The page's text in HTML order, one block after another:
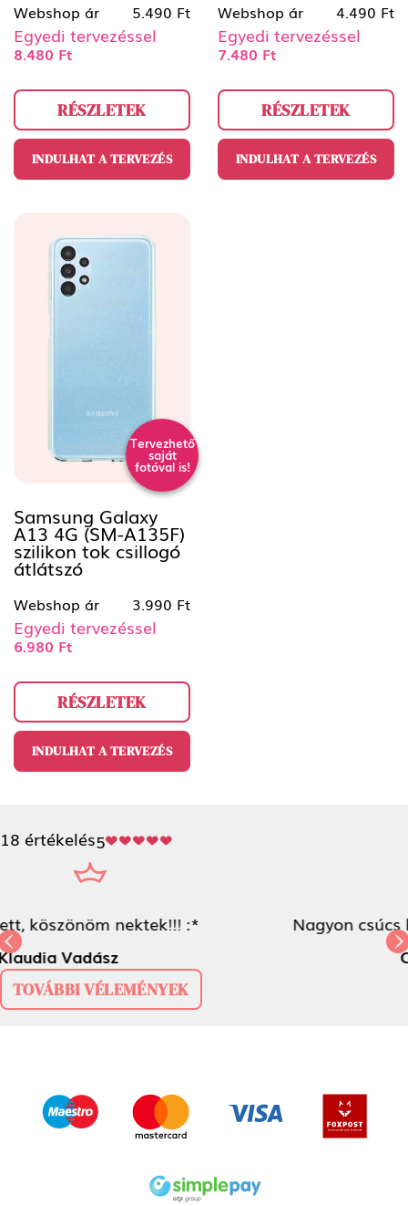
Webshop ár 5.490 Ft
Egyedi tervezéssel
8.480 Ft
RÉSZLETEK
INDULHAT A TERVEZÉS
Webshop ár 4.490 Ft
Egyedi tervezéssel
7.480 Ft
RÉSZLETEK
INDULHAT A TERVEZÉS
Tervezhető
saját
fotóval is!
Samsung Galaxy
A13 4G (SM-A135F)
szilikon tok csillogó
átlátszó
Webshop ár 3.990 Ft
Egyedi tervezéssel
6.980 Ft
RÉSZLETEK
INDULHAT A TERVEZÉS
18 értékelés5
Nagyon csúcs lett - full csajos! :)
Csenge Kiss-Bús
Previous
TOVÁBBI VÉLEMÉNYEK